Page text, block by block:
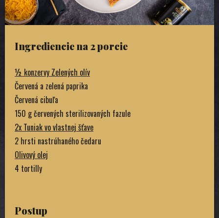
Ingrediencie na 2 porcie
½ konzervy Zelených olív
Červená a zelená paprika
Červená cibuľa
150 g červených sterilizovaných fazule
2x Tuniak vo vlastnej šťave
2 hrsti nastrúhaného čedaru
Olivový olej
4 tortilly
Postup